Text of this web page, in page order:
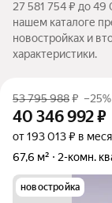
27 581 754 ₽ до
нашем каталоге
новостройках и
характеристики.
53 795 988₽ –25%
40 346 992₽
от 193 013 ₽ в
67,6 м²
2-комн.
новостройка